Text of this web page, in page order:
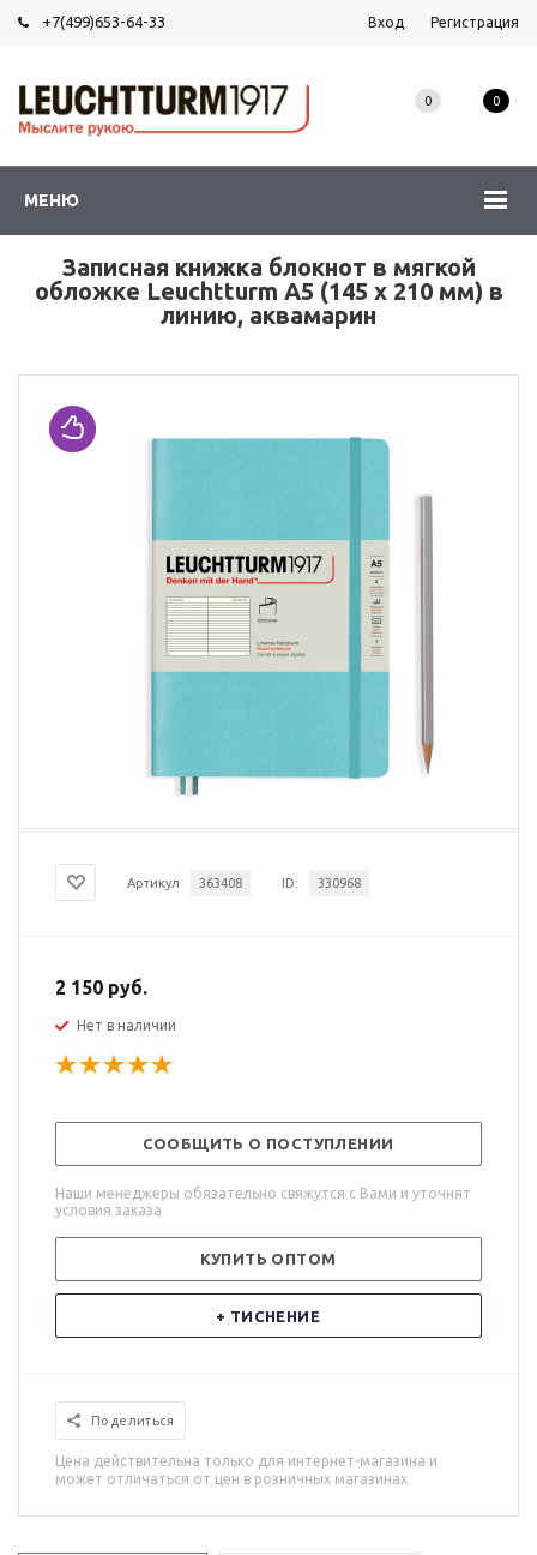
+7(499)653-64-33 Вход Регистрация
МЕНЮ
0 0
Записная книжка блокнот в мягкой
обложке Leuchtturm A5 (145 x 210 мм) в
линию, аквамарин
Артикул 363408 ID: 330968
2 150 руб.
Нет в наличии
СООБЩИТЬ О ПОСТУПЛЕНИИ
Наши менеджеры обязательно свяжутся с Вами и уточнят
условия заказа
КУПИТЬ ОПТОМ
+ ТИСНЕНИЕ
Поделиться
Цена действительна только для интернет-магазина и
может отличаться от цен в розничных магазинах